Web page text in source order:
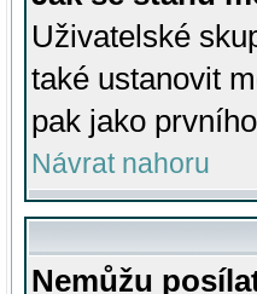
Uživatelské
také ustanovit
pak jako
Návrat nahoru
Nemůžu